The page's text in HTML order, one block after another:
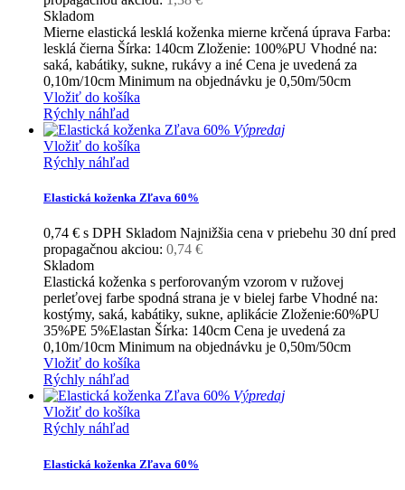
Skladom
Mierne elastická lesklá koženka mierne krčená úprava Farba:
lesklá čierna Šírka: 140cm Zloženie: 100%PU Vhodné na:
saká, kabátiky, sukne, rukávy a iné Cena je uvedená za
0,10m/10cm Minimum na objednávku je 0,50m/50cm
Vložiť do košíka
Rýchly náhľad
Výpredaj
Vložiť do košíka
Rýchly náhľad
Elastická koženka Zľava 60%
0,74 € s DPH Skladom Najnižšia cena v priebehu 30 dní pred
propagačnou akciou: 0,74 €
Skladom
Elastická koženka s perforovaným vzorom v ružovej
perleťovej farbe spodná strana je v bielej farbe Vhodné na:
kostýmy, saká, kabátiky, sukne, aplikácie Zloženie:60%PU
35%PE 5%Elastan Šírka: 140cm Cena je uvedená za
0,10m/10cm Minimum na objednávku je 0,50m/50cm
Vložiť do košíka
Rýchly náhľad
Výpredaj
Vložiť do košíka
Rýchly náhľad
Elastická koženka Zľava 60%